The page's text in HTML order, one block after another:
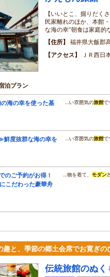
【いいとこ、掘りだ
民家離れのほか、本館
な海の幸”朝食は家庭的
住所
福井県大飯郡
アクセス
ＪＲ西日
泊プラン
海の幸を使った基
…い雰囲気の旅館で
度抜群な海の幸を
…い雰囲気の旅館で
のご予約がお得！
こだわった豪華舟
…物を着て、 モダン
と、季節の郷土会席でお寛ぎの
伝統旅館のぬ